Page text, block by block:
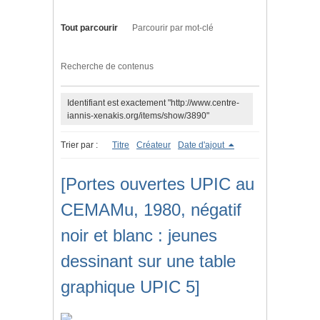
Tout parcourir Parcourir par mot-clé
Recherche de contenus
Identifiant est exactement "http://www.centre-
iannis-xenakis.org/items/show/3890"
Trier par : Titre Créateur Date d'ajout
[Portes ouvertes UPIC au
CEMAMu, 1980, négatif
noir et blanc : jeunes
dessinant sur une table
graphique UPIC 5]